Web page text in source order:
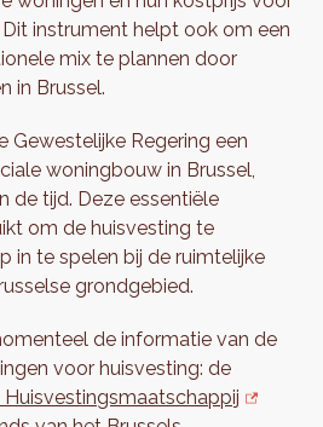
instrument helpt ook om een
mix te plannen door
in Brussel.
Regering een
woningbouw in Brussel,
de tijd. Deze essentiële
om de huisvesting te
in te spelen bij de ruimtelijke
grondgebied.
de informatie van de
voor huisvesting: de
Huisvestingsmaatschappij